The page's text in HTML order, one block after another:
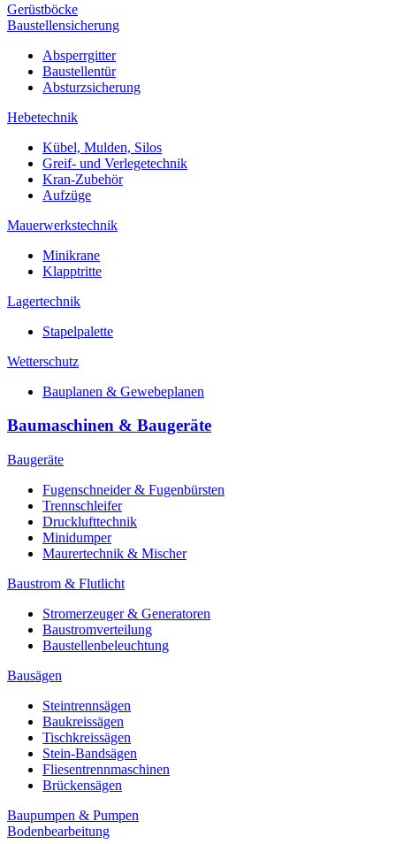
Gerüstböcke
Baustellensicherung
Absperrgitter
Baustellentür
Absturzsicherung
Hebetechnik
Kübel, Mulden, Silos
Greif- und Verlegetechnik
Kran-Zubehör
Aufzüge
Mauerwerkstechnik
Minikrane
Klapptritte
Lagertechnik
Stapelpalette
Wetterschutz
Bauplanen & Gewebeplanen
Baumaschinen & Baugeräte
Baugeräte
Fugenschneider & Fugenbürsten
Trennschleifer
Drucklufttechnik
Minidumper
Maurertechnik & Mischer
Baustrom & Flutlicht
Stromerzeuger & Generatoren
Baustromverteilung
Baustellenbeleuchtung
Bausägen
Steintrennsägen
Baukreissägen
Tischkreissägen
Stein-Bandsägen
Fliesentrennmaschinen
Brückensägen
Baupumpen & Pumpen
Bodenbearbeitung